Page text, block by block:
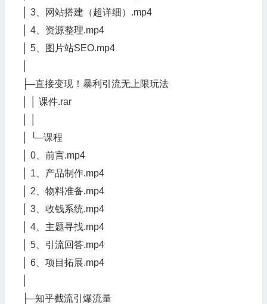
│ 3、网站搭建（超详细）.mp4
│ 4、资源整理.mp4
│ 5、图片站SEO.mp4
├─直接变现！暴利引流无上限玩法
│ │ 课件.rar
│ └─课程
│ 0、前言.mp4
│ 1、产品制作.mp4
│ 2、物料准备.mp4
│ 3、收钱系统.mp4
│ 4、主题寻找.mp4
│ 5、引流回答.mp4
│ 6、项目拓展.mp4
├─知乎截流引爆流量